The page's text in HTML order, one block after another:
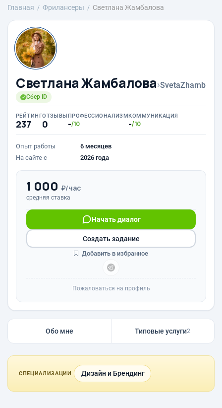
Главная Фрилансеры Светлана Жамбалова
Светлана Жамбалова›SvetaZhamb
Сбер ID
РЕЙТИНГ
237
ОТЗЫВЫ
0
ПРОФЕССИОНАЛИЗМ
-/10
КОММУНИКАЦИЯ
-/10
Опыт работы
6 месяцев
На сайте с
2026 года
1 000 ₽/час
средняя ставка
Начать диалог
Создать задание
Добавить в избранное
Пожаловаться на профиль
Обо мне Типовые услуги2
СПЕЦИАЛИЗАЦИИ Дизайн и Брендинг